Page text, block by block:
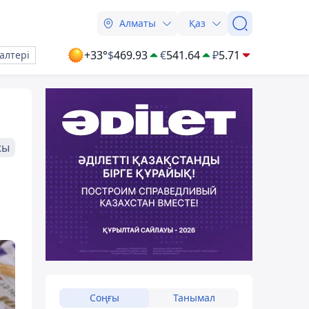
Алматы Қаз
+33°$469.93 €541.64 ₽5.71
Соңғы Танымал